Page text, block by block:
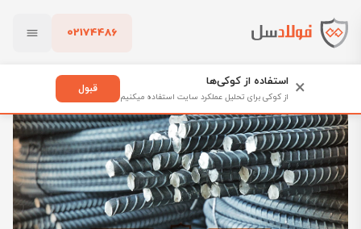
02174486
پاک کردن
فولادسل
میلگرد نرمال چیست؛ مشخصات و انواع آن
× استفاده از کوکی‌ها
از کوکی برای تحلیل عملکرد سایت استفاده میکنیم
قبول